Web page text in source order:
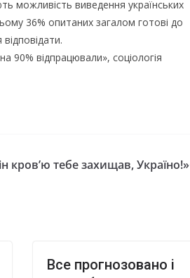
можливість виведення українських
36% опитаних загалом готові до
90% відпрацювали», соціологія
кров’ю тебе захищав, Україно!»
Все прогнозовано і